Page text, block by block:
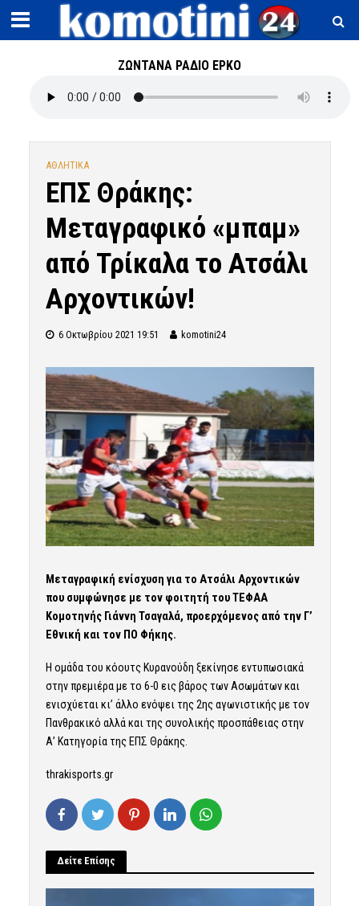
ΖΩΝΤΑΝΑ ΡΑΔΙΟ ΕΡΚΟ
ΑΘΛΗΤΙΚΑ
ΕΠΣ Θράκης:
Μεταγραφικό «μπαμ»
από Τρίκαλα το Ατσάλι
Αρχοντικών!
6 Οκτωβρίου 2021 19:51 komotini24
Μεταγραφική ενίσχυση για το Ατσάλι Αρχοντικών
που συμφώνησε με τον φοιτητή του ΤΕΦΑΑ
Κομοτηνής Γιάννη Τσαγαλά, προερχόμενος από την Γ’
Εθνική και τον ΠΟ Φήκης.
Η ομάδα του κόουτς Κυρανούδη ξεκίνησε εντυπωσιακά
στην πρεμιέρα με το 6-0 εις βάρος των Ασωμάτων και
ενισχύεται κι’ άλλο ενόψει της 2ης αγωνιστικής με τον
Πανθρακικό αλλά και της συνολικής προσπάθειας στην
Α’ Κατηγορία της ΕΠΣ Θράκης.
thrakisports.gr
Δείτε Επίσης